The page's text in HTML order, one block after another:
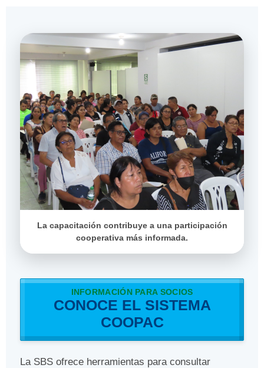
La capacitación contribuye a una participación
cooperativa más informada.
INFORMACIÓN PARA SOCIOS
CONOCE EL SISTEMA
COOPAC
La SBS ofrece herramientas para consultar